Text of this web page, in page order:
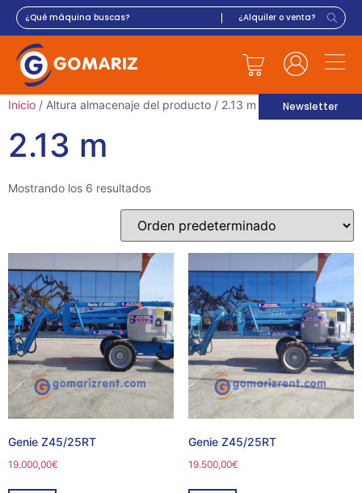
Newsletter
Inicio / Altura almacenaje del producto / 2.13 m
2.13 m
Mostrando los 6 resultados
Genie Z45/25RT
19.000,00€
Genie Z45/25RT
19.500,00€